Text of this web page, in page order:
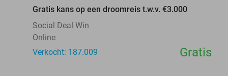
Gratis kans op een droomreis t.w.v. €3.000
Social Deal Win
Online
Verkocht: 187.009
Gratis